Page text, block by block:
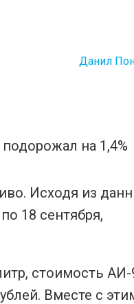
Данил
Исходя из
18 сентября,
стоимость АИ-
Вместе с